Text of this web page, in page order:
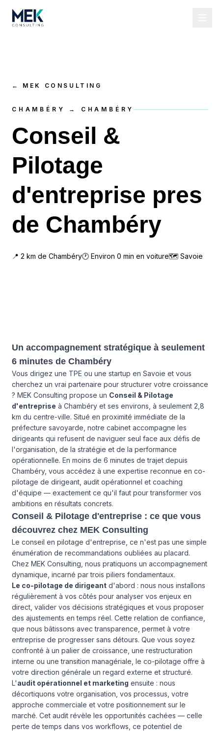
← MEK CONSULTING
CHAMBÉRY → CHAMBÉRY
Conseil &
Pilotage
d'entreprise pres
de Chambéry
📍 2 km de Chambéry🕐 Environ 0 min en voiture🗺 Savoie
Un accompagnement stratégique à seulement
6 minutes de Chambéry
Vous dirigez une TPE ou une startup en Savoie et vous
cherchez un vrai partenaire pour structurer votre croissance
? MEK Consulting propose un Conseil & Pilotage
d'entreprise à Chambéry et ses environs, à seulement 2,8
km du centre-ville. Situé en proximité immédiate de la
préfecture savoyarde, notre cabinet accompagne les
dirigeants qui refusent de naviguer seul face aux défis de
l'organisation, de la stratégie et de la performance
opérationnelle. En moins de 6 minutes de trajet depuis
Chambéry, vous accédez à une expertise reconnue en co-
pilotage de dirigeant, audit opérationnel et coaching
d'équipe — exactement ce qu'il faut pour transformer vos
ambitions en résultats concrets.
Conseil & Pilotage d'entreprise : ce que vous
découvrez chez MEK Consulting
Le conseil en pilotage d'entreprise, ce n'est pas une simple
énumération de recommandations oubliées au placard.
Chez MEK Consulting, nous pratiquons un accompagnement
dynamique, incarné par trois piliers fondamentaux.
Le co-pilotage de dirigeant d'abord : nous nous installons
régulièrement à vos côtés pour analyser vos enjeux en
direct, valider vos décisions stratégiques et vous proposer
des ajustements en temps réel. Cette relation de confiance,
que nous bâtissons avec transparence, permet à votre
entreprise de progresser sans détours. Que vous soyez
confronté à un palier de croissance, une restructuration
interne ou une transition managériale, le co-pilotage offre à
votre direction générale un regard externe et structuré.
L'audit opérationnel et marketing ensuite : nous
décortiquons votre organisation, vos processus, votre
approche commerciale et votre positionnement sur le
marché. Cet audit révèle les opportunités cachées — celle
perte de temps dans vos workflows, ce potentiel de